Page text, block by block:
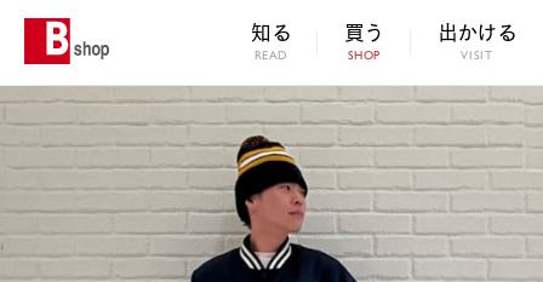
知る
READ
買う
SHOP
出かける
VISIT